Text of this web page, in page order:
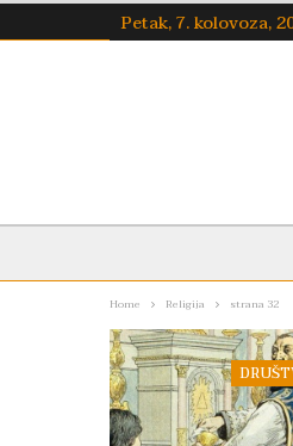
Petak, 7. kolovoza,
Home Religija strana 32